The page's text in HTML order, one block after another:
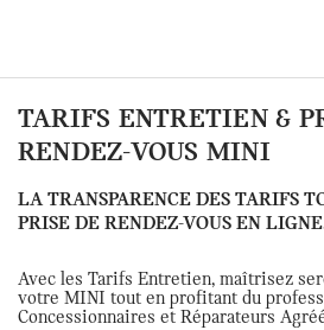
TARIFS ENTRETIEN &
RENDEZ-VOUS MINI
LA TRANSPARENCE DES TARIFS
PRISE DE RENDEZ-VOUS EN
Avec les Tarifs Entretien, maîtrisez
votre MINI tout en profitant du
Concessionnaires et Réparateurs